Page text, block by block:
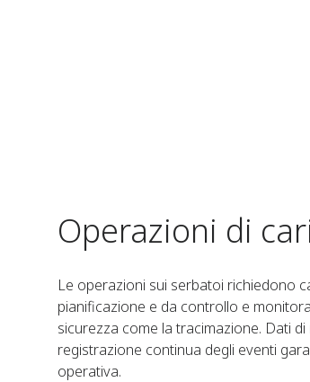
Operazioni di
Le operazioni sui serbatoi richiedono
pianificazione e da controllo e
sicurezza come la tracimazione. Dati
registrazione continua degli eventi
operativa.​